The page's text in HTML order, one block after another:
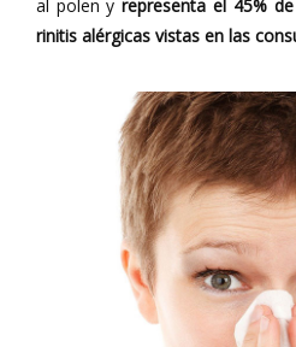
al polen y representa el 45%
rinitis alérgicas vistas en las